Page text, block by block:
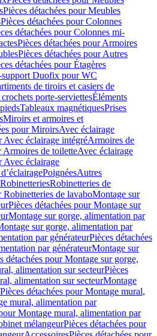
Pièces détachées pour Meubles
Pièces détachées pour Colonnes
détachées pour Colonnes mi-
Pièces détachées pour Armoires
Pièces détachées pour Autres
détachées pour Étagères
Duofix pour WC
de tiroirs et casiers de
porte-serviettesÉléments
Tableaux magnétiquesPrises
Miroirs et armoires et
pour MiroirsAvec éclairage
Avec éclairage intégréArmoires de
Armoires de toiletteAvec éclairage
Avec éclairage
PoignéesAutres
RobinetteriesRobinetteries de
Robinetteries de lavaboMontage sur
Pièces détachées pour Montage sur
Montage sur gorge, alimentation par
sur gorge, alimentation par
par générateurPièces détachées
par générateurMontage sur
détachées pour Montage sur gorge,
alimentation sur secteurPièces
alimentation sur secteurMontage
Pièces détachées pour Montage mural,
mural, alimentation par
Montage mural, alimentation par
mélangeurPièces détachées pour